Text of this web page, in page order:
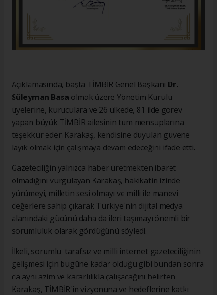
Açıklamasında, başta TİMBİR Genel Başkanı Dr.
Süleyman Basa olmak üzere Yönetim Kurulu
üyelerine, kuruculara ve 26 ülkede, 81 ilde görev
yapan büyük TİMBİR ailesinin tüm mensuplarına
teşekkür eden Karakaş, kendisine duyulan güvene
layık olmak için çalışmaya devam edeceğini ifade etti.
Gazeteciliğin yalnızca haber üretmekten ibaret
olmadığını vurgulayan Karakaş, hakikatin izinde
yürümeyi, milletin sesi olmayı ve milli ile manevi
değerlere sahip çıkarak Türkiye'nin dijital medya
alanındaki gücünü daha da ileri taşımayı önemli bir
sorumluluk olarak gördüğünü söyledi.
İlkeli, sorumlu, tarafsız ve milli internet gazeteciliğinin
gelişmesi için bugüne kadar olduğu gibi bundan sonra
da aynı azim ve kararlılıkla çalışacağını belirten
Karakaş, TİMBİR'in vizyonuna ve hedeflerine katkı